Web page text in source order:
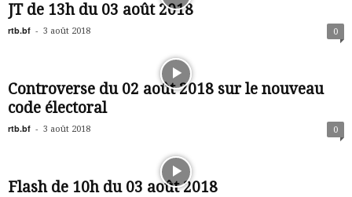
JT de 13h du 03 août 2018
rtb.bf - 3 août 2018 0
Controverse du 02 août 2018 sur le nouveau
code électoral
rtb.bf - 3 août 2018 0
Flash de 10h du 03 août 2018